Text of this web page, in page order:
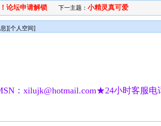
论坛申请解锁 下一主题：小精灵真可爱
][个人空间]
：xilujk@hotmail.com★24小时客服电